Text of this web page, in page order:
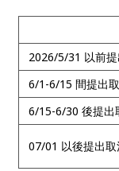
2026/5/31 以前
6/1-6/15 間提出
6/15-6/30 後提出
07/01 以後提出取